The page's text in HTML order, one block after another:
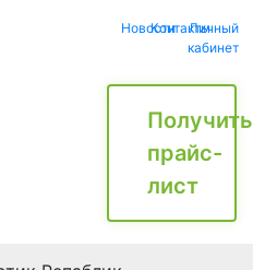
НовостиКонтактыЛичный
кабинет
Получить
прайс-
лист